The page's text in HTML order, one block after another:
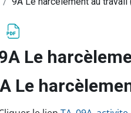
Le
Le
Conditions d’achèvement